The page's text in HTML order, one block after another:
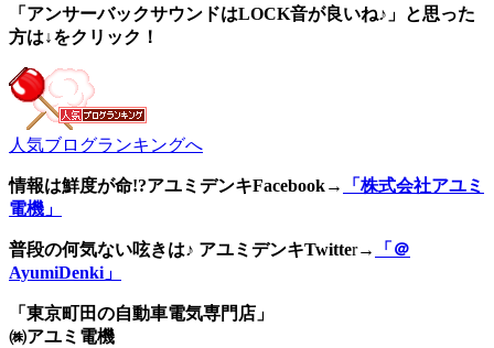
「アンサーバックサウンドはLOCK音が良いね♪」と思った
方は↓をクリック！
人気ブログランキングへ
情報は鮮度が命!?アユミデンキFacebook→
「株式会社アユミ
電機」
普段の何気ない呟きは♪ アユミデンキTwitter→
「＠
AyumiDenki」
「東京町田の自動車電気専門店」
㈱アユミ電機